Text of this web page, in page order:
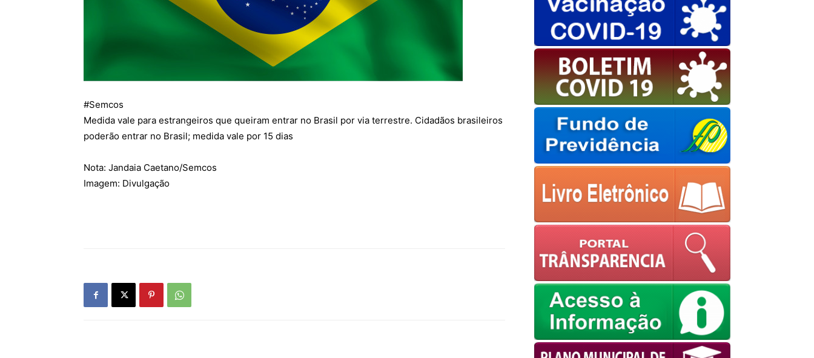
#Semcos
Medida vale para estrangeiros que queiram entrar no Brasil por via terrestre. Cidadãos brasileiros
poderão entrar no Brasil; medida vale por 15 dias
Nota: Jandaia Caetano/Semcos
Imagem: Divulgação